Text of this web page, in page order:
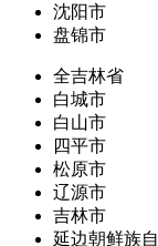
沈阳市
盘锦市
全吉林省
白城市
白山市
四平市
松原市
辽源市
吉林市
延边朝鲜族